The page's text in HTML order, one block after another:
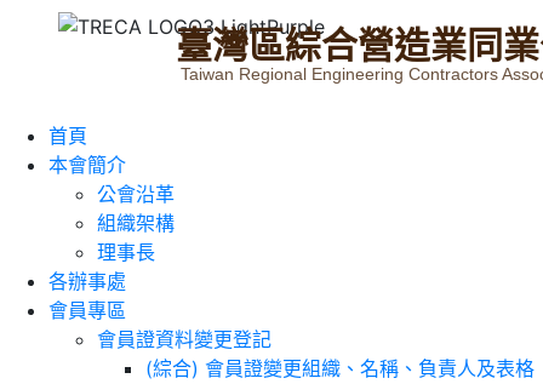
臺灣區綜合營造業同業
Taiwan Regional Engineering Contractors
首頁
本會簡介
公會沿革
組織架構
理事長
各辦事處
會員專區
會員證資料變更登記
(綜合) 會員證變更組織、名稱、負責人及表格